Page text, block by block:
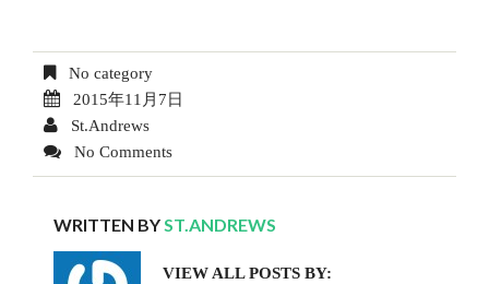
No category
2015年11月7日
St.Andrews
No Comments
WRITTEN BYST.ANDREWS
VIEW ALL POSTS BY: